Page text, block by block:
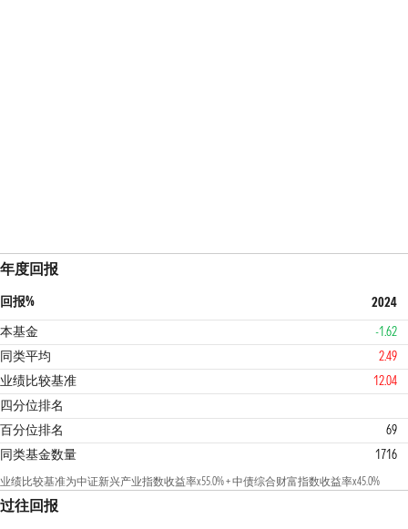
年度回报
回报%
2024
本基金
-1.62
同类平均
2.49
业绩比较基准
12.04
四分位排名
3 3
百分位排名
69
同类基金数量
1716
业绩比较基准为中证新兴产业指数收益率x55.0% + 中债综合财富指数收益率x45.0%
过往回报